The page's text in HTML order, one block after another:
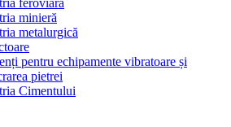
feroviară
minieră
metalurgică
pentru echipamente vibratoare și
pietrei
Cimentului